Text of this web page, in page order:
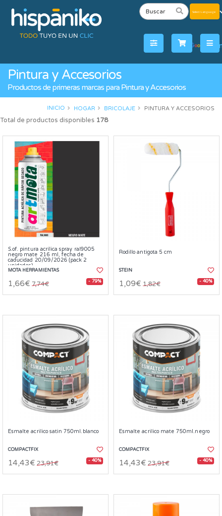
by
Pintura y Accesorios
Productos de primeras marcas para Pintura y Accesorios
INICIO HOGAR BRICOLAJE PINTURA Y ACCESORIOS
Total de productos disponibles 178
S.of. pintura acrílica spray ral9005
negro mate 216 ml, fecha de
caducidad 20/09/2026 (pack 2
unidades)
MOTA HERRAMIENTAS
1,66€ 7,74€ - 79%
Rodillo antigota 5 cm
STEIN
1,09€ 1,82€ - 40%
Esmalte acrilico satin 750ml.blanco
COMPACTFIX
14,43€ 23,91€ - 40%
Esmalte acrilico mate 750ml.negro
COMPACTFIX
14,43€ 23,91€ - 40%